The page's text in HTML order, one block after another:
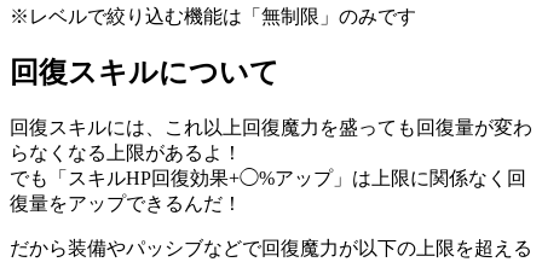
※レベルで絞り込む機能は「無制限」のみです
回復スキルについて
回復スキルには、これ以上回復魔力を盛っても回復量が変わ
らなくなる上限があるよ！
でも「スキルHP回復効果+◯%アップ」は上限に関係なく回
復量をアップできるんだ！
だから装備やパッシブなどで回復魔力が以下の上限を超える